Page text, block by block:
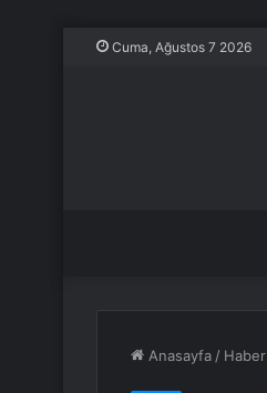
Cuma, Ağustos 7 2026
Anasayfa / Haber